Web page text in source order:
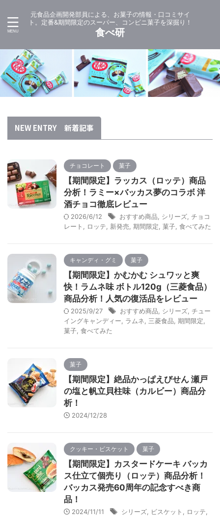
元食品企画開発部員による、お菓子の情報・口コミサイ
ト。定番&期間限定のスーパー、コンビニ菓子を深掘り！
食べ研
NEW ENTRY 新着記事
チョコレート 菓子
【期間限定】ラッカス（ロッテ）商品
分析！ラミー×バッカス夢のコラボ 洋
酒チョコ徹底レビュー
2026/6/12 おすすめ商品, シリーズ, チョコ
レート , ロッテ, 新発売, 期間限定, 菓子, 食べてみた
キャンディ・グミ 菓子
【期間限定】かむかむ シュワッと爽
快！ラムネ味 ボトル120g（三菱食品）
商品分析！人気の復活品をレビュー
2025/9/27 おすすめ商品, シリーズ, チュー
イングキャンディー, ラムネ, 三菱食品, 期間限定,
菓子, 食べてみた
菓子
【期間限定】絶品かっぱえびせん 瀬戸
の塩と帆立貝柱味（カルビー）商品分
析！
2024/12/28
クッキー・ビスケット 菓子
【期間限定】カスタードケーキ バッカ
ス仕立て個売り（ロッテ）商品分析！
バッカス発売60周年の記念すべき商
品！
2024/11/11 シリーズ, ビスケット , ロッテ,